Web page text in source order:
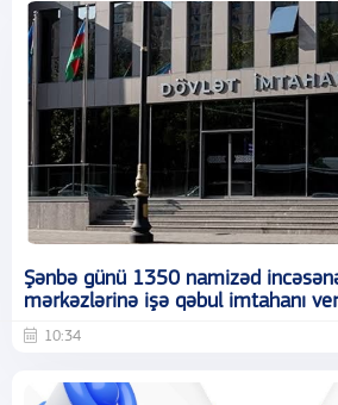
Şənbə günü 1350 namizəd
mərkəzlərinə işə qəbul imtahanı
10:34